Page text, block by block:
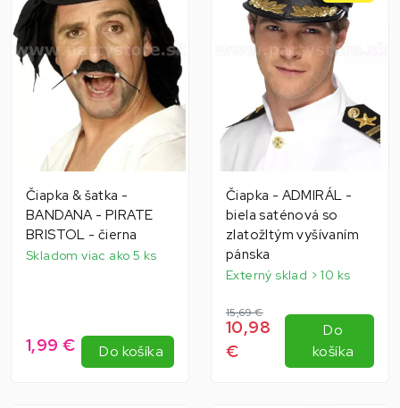
Čiapka & šatka -
BANDANA - PIRATE
BRISTOL - čierna
Skladom viac ako 5 ks
1,99 € Do košíka
Čiapka - ADMIRÁL -
biela saténová so
zlatožltým vyšívaním
pánska
Externý sklad > 10 ks
15,69 €
10,98
€
Do
košíka